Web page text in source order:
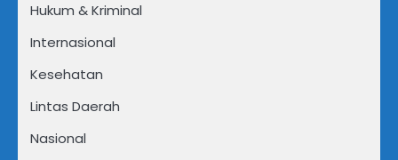
Hukum & Kriminal
Internasional
Kesehatan
Lintas Daerah
Nasional